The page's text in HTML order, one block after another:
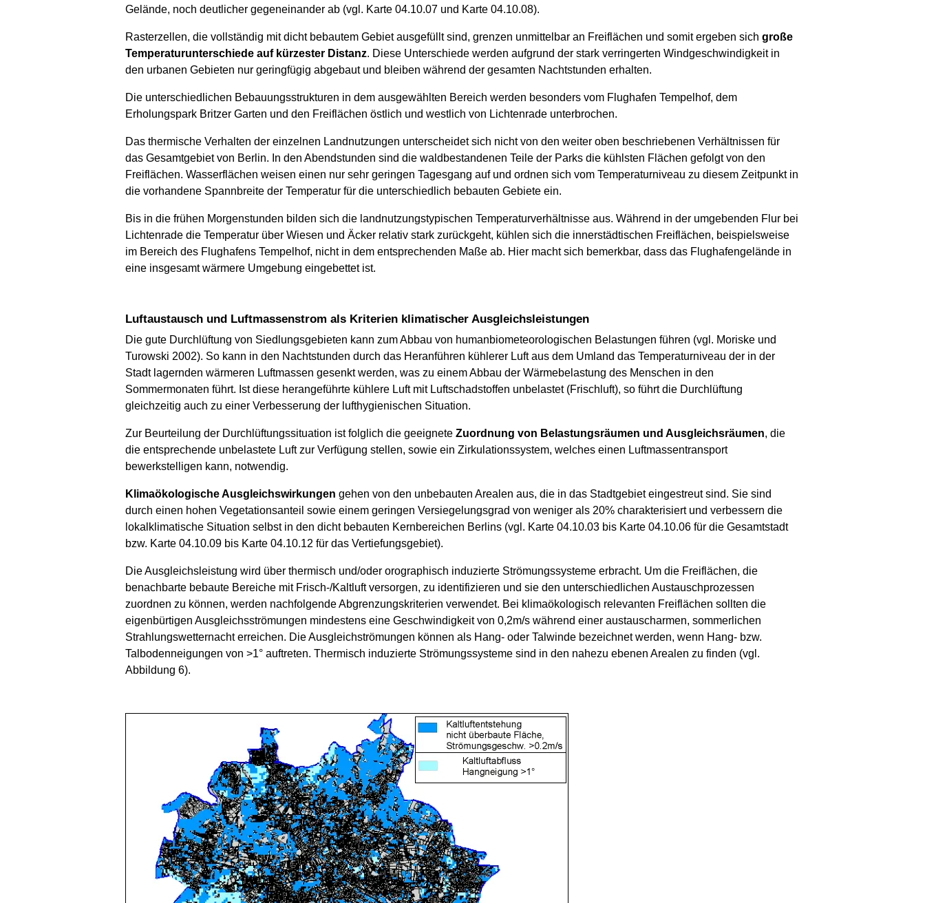
Gelände, noch deutlicher gegeneinander ab (vgl. Karte 04.10.07 und Karte 04.10.08).
Rasterzellen, die vollständig mit dicht bebautem Gebiet ausgefüllt sind, grenzen unmittelbar an Freiflächen und somit ergeben sich große
Temperaturunterschiede auf kürzester Distanz. Diese Unterschiede werden aufgrund der stark verringerten Windgeschwindigkeit in
den urbanen Gebieten nur geringfügig abgebaut und bleiben während der gesamten Nachtstunden erhalten.
Die unterschiedlichen Bebauungsstrukturen in dem ausgewählten Bereich werden besonders vom Flughafen Tempelhof, dem
Erholungspark Britzer Garten und den Freiflächen östlich und westlich von Lichtenrade unterbrochen.
Das thermische Verhalten der einzelnen Landnutzungen unterscheidet sich nicht von den weiter oben beschriebenen Verhältnissen für
das Gesamtgebiet von Berlin. In den Abendstunden sind die waldbestandenen Teile der Parks die kühlsten Flächen gefolgt von den
Freiflächen. Wasserflächen weisen einen nur sehr geringen Tagesgang auf und ordnen sich vom Temperaturniveau zu diesem Zeitpunkt in
die vorhandene Spannbreite der Temperatur für die unterschiedlich bebauten Gebiete ein.
Bis in die frühen Morgenstunden bilden sich die landnutzungstypischen Temperaturverhältnisse aus. Während in der umgebenden Flur bei
Lichtenrade die Temperatur über Wiesen und Äcker relativ stark zurückgeht, kühlen sich die innerstädtischen Freiflächen, beispielsweise
im Bereich des Flughafens Tempelhof, nicht in dem entsprechenden Maße ab. Hier macht sich bemerkbar, dass das Flughafengelände in
eine insgesamt wärmere Umgebung eingebettet ist.
Luftaustausch und Luftmassenstrom als Kriterien klimatischer Ausgleichsleistungen
Die gute Durchlüftung von Siedlungsgebieten kann zum Abbau von humanbiometeorologischen Belastungen führen (vgl. Moriske und
Turowski 2002). So kann in den Nachtstunden durch das Heranführen kühlerer Luft aus dem Umland das Temperaturniveau der in der
Stadt lagernden wärmeren Luftmassen gesenkt werden, was zu einem Abbau der Wärmebelastung des Menschen in den
Sommermonaten führt. Ist diese herangeführte kühlere Luft mit Luftschadstoffen unbelastet (Frischluft), so führt die Durchlüftung
gleichzeitig auch zu einer Verbesserung der lufthygienischen Situation.
Zur Beurteilung der Durchlüftungssituation ist folglich die geeignete Zuordnung von Belastungsräumen und Ausgleichsräumen, die
die entsprechende unbelastete Luft zur Verfügung stellen, sowie ein Zirkulationssystem, welches einen Luftmassentransport
bewerkstelligen kann, notwendig.
Klimaökologische Ausgleichswirkungen gehen von den unbebauten Arealen aus, die in das Stadtgebiet eingestreut sind. Sie sind
durch einen hohen Vegetationsanteil sowie einem geringen Versiegelungsgrad von weniger als 20% charakterisiert und verbessern die
lokalklimatische Situation selbst in den dicht bebauten Kernbereichen Berlins (vgl. Karte 04.10.03 bis Karte 04.10.06 für die Gesamtstadt
bzw. Karte 04.10.09 bis Karte 04.10.12 für das Vertiefungsgebiet).
Die Ausgleichsleistung wird über thermisch und/oder orographisch induzierte Strömungssysteme erbracht. Um die Freiflächen, die
benachbarte bebaute Bereiche mit Frisch-/Kaltluft versorgen, zu identifizieren und sie den unterschiedlichen Austauschprozessen
zuordnen zu können, werden nachfolgende Abgrenzungskriterien verwendet. Bei klimaökologisch relevanten Freiflächen sollten die
eigenbürtigen Ausgleichsströmungen mindestens eine Geschwindigkeit von 0,2m/s während einer austauscharmen, sommerlichen
Strahlungswetternacht erreichen. Die Ausgleichströmungen können als Hang- oder Talwinde bezeichnet werden, wenn Hang- bzw.
Talbodenneigungen von >1° auftreten. Thermisch induzierte Strömungssysteme sind in den nahezu ebenen Arealen zu finden (vgl.
Abbildung 6).